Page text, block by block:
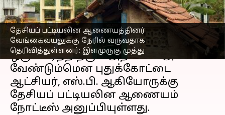
தேசியப் பட்டியலின ஆணையத்தினர்
வேங்கைவயலுக்கு நேரில் வருவதாக
தெரிவித்துள்ளனர்: இளமுருகு முத்து
செய்தி முன்னோட்டம்
வேங்கை வயல்பிரச்சனை குறித்து
ஒரு வாரத்திற்குள் அறிக்கை அளிக்க
வேண்டும்மென புதுக்கோட்டை
ஆட்சியர், எஸ்.பி. ஆகியோருக்கு
தேசியப் பட்டியலின ஆணையம்
நோட்டீஸ் அனுப்பியுள்ளது.